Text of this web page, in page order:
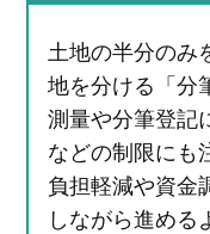
土地の半分のみ
地を分ける「分
測量や分筆登記
などの制限にも
負担軽減や資金
しながら進める